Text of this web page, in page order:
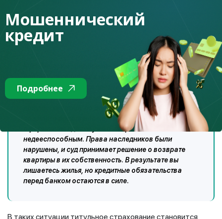
вероятность юридических споров и скрытых правовых
рисков.
К примеру, вы приобрели квартиру, оформили
ипотеку и вселились в новое жильё. Однако спустя
некоторое время суд признаёт сделку
недействительной: выясняется, что продавец ранее
получил квартиру по договору дарения от
пожилого родственника, который на момент
оформления сделки уже был признан
недееспособным. Права наследников были
нарушены, и суд принимает решение о возврате
квартиры в их собственность. В результате вы
лишаетесь жилья, но кредитные обязательства
перед банком остаются в силе.
В таких ситуации титульное страхование становится
Мошеннический
кредит
Подробнее